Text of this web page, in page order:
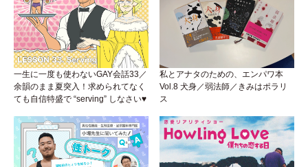
一生に一度も使わないGAY会話33／
余韻のまま夏突入！求められてなく
ても自信特盛で “serving” しなさい♥
私とアナタのための、エンパワ本
Vol.8 犬身／弱法師／きみはポラリ
ス